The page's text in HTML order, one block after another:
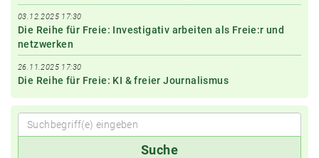
03.12.2025 17:30
Die Reihe für Freie: Investigativ arbeiten als Freie:r und
netzwerken
26.11.2025 17:30
Die Reihe für Freie: KI & freier Journalismus
Suche